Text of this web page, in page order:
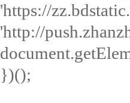
'https://
'http://
})();